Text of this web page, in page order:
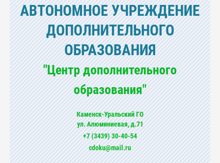
АВТОНОМНОЕ УЧРЕЖДЕНИЕ
ДОПОЛНИТЕЛЬНОГО
ОБРАЗОВАНИЯ
"Центр дополнительного
образования"
Каменск-Уральский ГО
ул. Алюминиевая, д.71
+7 (3439) 30-40-54
cdoku@mail.ru